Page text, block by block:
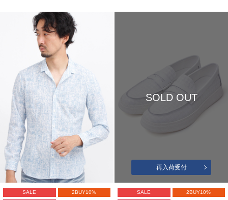
SALE 2BUY10%
SOLD OUT
再入荷受付
SALE 2BUY10%